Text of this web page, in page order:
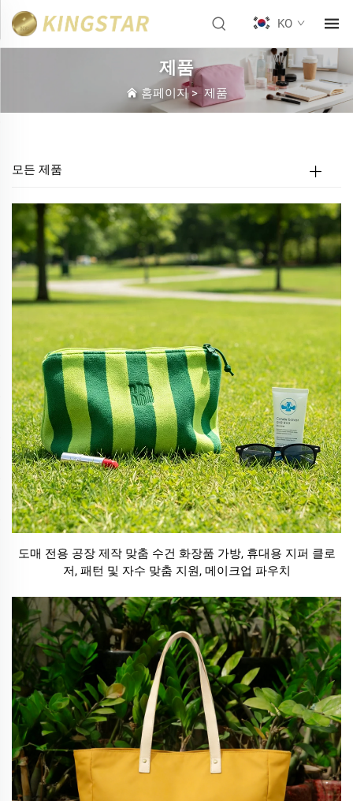
KO
제품
홈페이지> 제품
모든 제품
도매 전용 공장 제작 맞춤 수건 화장품 가방, 휴대용 지퍼 클로
저, 패턴 및 자수 맞춤 지원, 메이크업 파우치